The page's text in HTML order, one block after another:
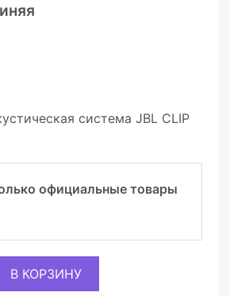
система JBL CLIP
официальные товары
В КОРЗИНУ